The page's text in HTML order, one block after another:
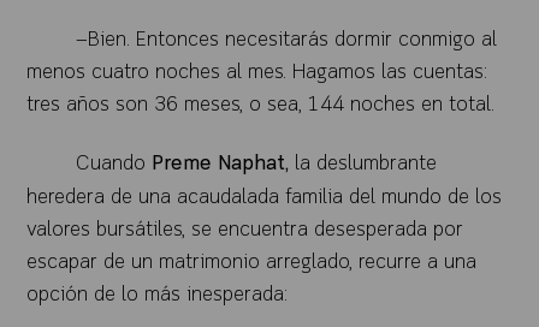
—Bien. Entonces necesitarás dormir conmigo al
menos cuatro noches al mes. Hagamos las cuentas:
tres años son 36 meses, o sea, 144 noches en total.
Cuando Preme Naphat, la deslumbrante
heredera de una acaudalada familia del mundo de los
valores bursátiles, se encuentra desesperada por
escapar de un matrimonio arreglado, recurre a una
opción de lo más inesperada: